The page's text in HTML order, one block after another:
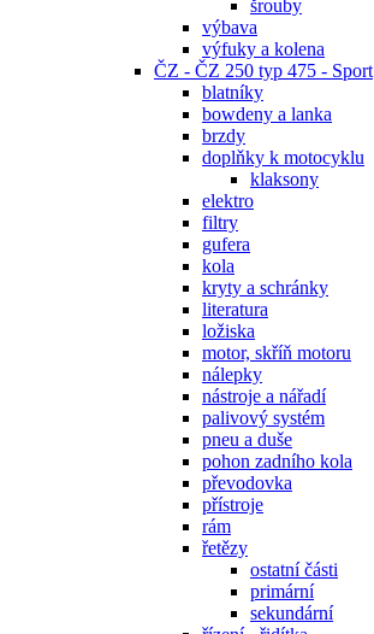
šrouby
výbava
výfuky a kolena
ČZ - ČZ 250 typ 475 - Sport
blatníky
bowdeny a lanka
brzdy
doplňky k motocyklu
klaksony
elektro
filtry
gufera
kola
kryty a schránky
literatura
ložiska
motor, skříň motoru
nálepky
nástroje a nářadí
palivový systém
pneu a duše
pohon zadního kola
převodovka
přístroje
rám
řetězy
ostatní části
primární
sekundární